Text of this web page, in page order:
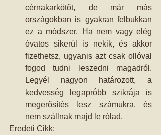
cérnakarkötőt, de már más
országokban is gyakran felbukkan
ez a módszer. Ha nem vagy elég
óvatos sikerül is nekik, és akkor
fizethetsz, ugyanis azt csak ollóval
fogod tudni leszedni magadról.
Legyél nagyon határozott, a
kedvesség legapróbb szikrája is
megerősítés lesz számukra, és
nem szállnak majd le rólad.
Eredeti Cikk: